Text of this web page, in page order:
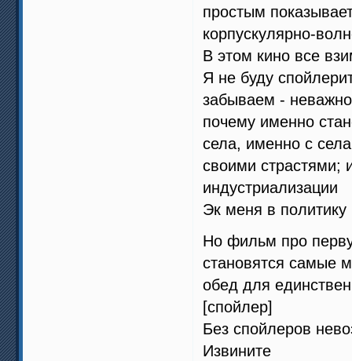
простым
корпускулярно-
В этом кино все
Я не буду
забываем -
почему именно
села, именно с
своими страстями;
индустриализации
Эк меня в
Но фильм про
становятся самые
обед для
[спойлер]
Без спойлеров
Извините